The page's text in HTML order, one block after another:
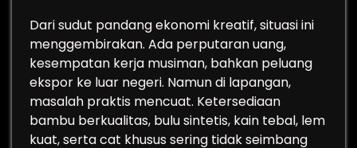
Dari sudut pandang ekonomi kreatif, situasi ini
menggembirakan. Ada perputaran uang,
kesempatan kerja musiman, bahkan peluang
ekspor ke luar negeri. Namun di lapangan,
masalah praktis mencuat. Ketersediaan
bambu berkualitas, bulu sintetis, kain tebal, lem
kuat, serta cat khusus sering tidak seimbang